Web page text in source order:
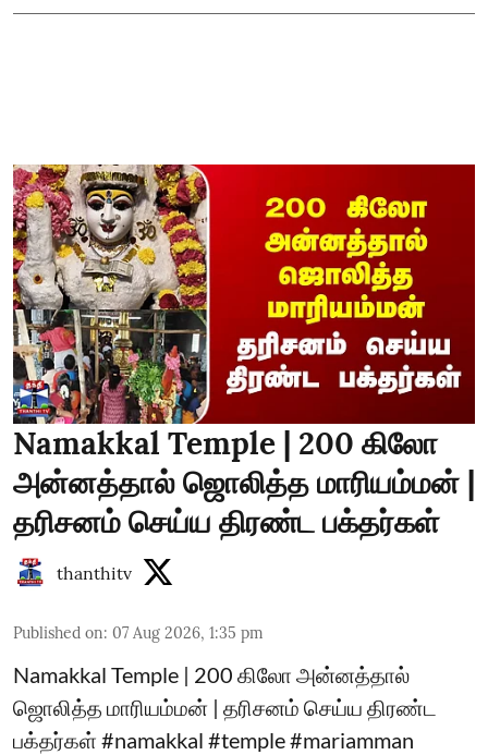
Namakkal Temple | 200 கிலோ
அன்னத்தால் ஜொலித்த மாரியம்மன் |
தரிசனம் செய்ய திரண்ட பக்தர்கள்
thanthitv
Published on: 07 Aug 2026, 1:35 pm
Namakkal Temple | 200 கிலோ அன்னத்தால்
ஜொலித்த மாரியம்மன் | தரிசனம் செய்ய திரண்ட
பக்தர்கள் #namakkal #temple #mariamman